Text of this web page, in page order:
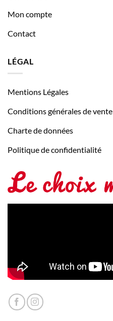
Mon compte
Contact
LÉGAL
Mentions Légales
Conditions générales de vente
Charte de données
Politique de confidentialité